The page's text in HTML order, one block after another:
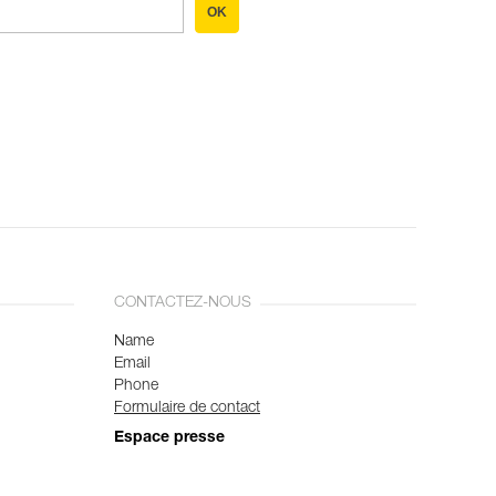
OK
CONTACTEZ-NOUS
Name
Email
Phone
Formulaire de contact
Espace presse